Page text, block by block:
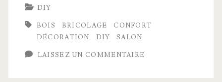
séjour
DIY
BOIS BRICOLAGE
CONFORT
DÉCORATION
DIY SALON
LAISSEZ UN COMMENTAIRE